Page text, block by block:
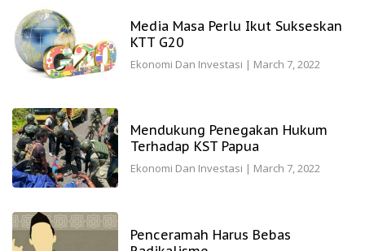
Media Masa Perlu Ikut Sukseskan
KTT G20
Ekonomi Dan Investasi | March 7, 2022
Mendukung Penegakan Hukum
Terhadap KST Papua
Ekonomi Dan Investasi | March 7, 2022
Penceramah Harus Bebas